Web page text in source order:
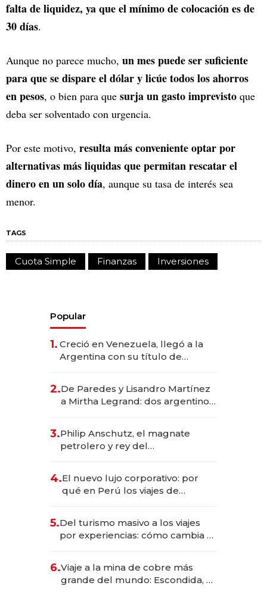
falta de liquidez, ya que el mínimo de colocación es de
30 días.
Aunque no parece mucho, un mes puede ser suficiente
para que se dispare el dólar y licúe todos los ahorros
en pesos, o bien para que surja un gasto imprevisto que
deba ser solventado con urgencia.
Por este motivo, resulta más conveniente optar por
alternativas más liquidas que permitan rescatar el
dinero en un solo día, aunque su tasa de interés sea
menor.
TAGS
Cuota Simple Finanzas Inversiones
Popular
1. Creció en Venezuela, llegó a la
Argentina con su título de
las marcas "fast premium"
2.De Paredes y Lisandro Martínez
a Mirtha Legrand: dos argentinos
3.Philip Anschutz, el magnate
petrolero y rey del
Fénix
4.El nuevo lujo corporativo: por
qué en Perú los viajes de
transformadoras
5.Del turismo masivo a los viajes
por experiencias: cómo cambia el
6.Viaje a la mina de cobre más
grande del mundo: Escondida, el